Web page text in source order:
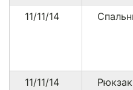
11/11/14
11/11/14 Рюкзак